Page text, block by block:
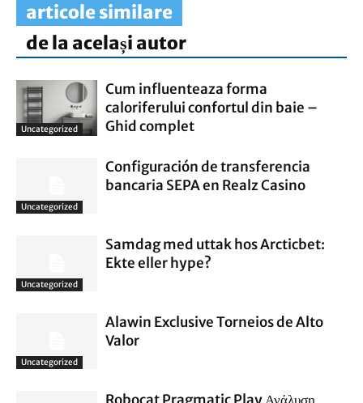
articole similare
de la același autor
Uncategorized
Cum influenteaza forma
caloriferului confortul din baie –
Ghid complet
Uncategorized
Configuración de transferencia
bancaria SEPA en Realz Casino
Uncategorized
Samdag med uttak hos Arcticbet:
Ekte eller hype?
Uncategorized
Alawin Exclusive Torneios de Alto
Valor